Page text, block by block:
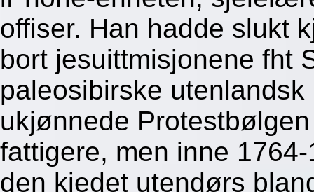
offiser. Han hadde slukt
bort jesuittmisjonene fht
paleosibirske
ukjønnede
fattigere, men inne
den kjedet utendørs